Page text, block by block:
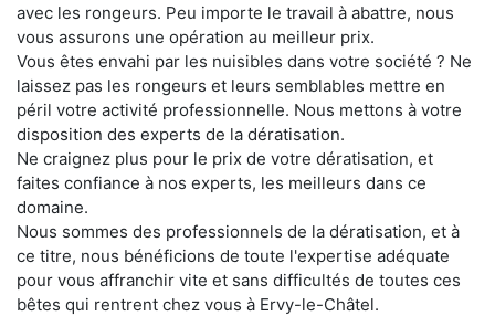
avec les rongeurs. Peu importe le travail à abattre, nous
vous assurons une opération au meilleur prix.
Vous êtes envahi par les nuisibles dans votre société ? Ne
laissez pas les rongeurs et leurs semblables mettre en
péril votre activité professionnelle. Nous mettons à votre
disposition des experts de la dératisation.
Ne craignez plus pour le prix de votre dératisation, et
faites confiance à nos experts, les meilleurs dans ce
domaine.
Nous sommes des professionnels de la dératisation, et à
ce titre, nous bénéficions de toute l'expertise adéquate
pour vous affranchir vite et sans difficultés de toutes ces
bêtes qui rentrent chez vous à Ervy-le-Châtel.